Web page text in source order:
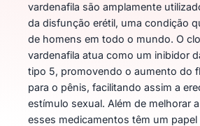
vardenafila são amplamente
da disfunção erétil, uma condição
de homens em todo o mundo. O
vardenafila atua como um inibidor
tipo 5, promovendo o aumento do
para o pênis, facilitando assim a
estímulo sexual. Além de melhorar
esses medicamentos têm um